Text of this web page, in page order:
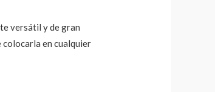
versátil y de gran
colocarla en cualquier